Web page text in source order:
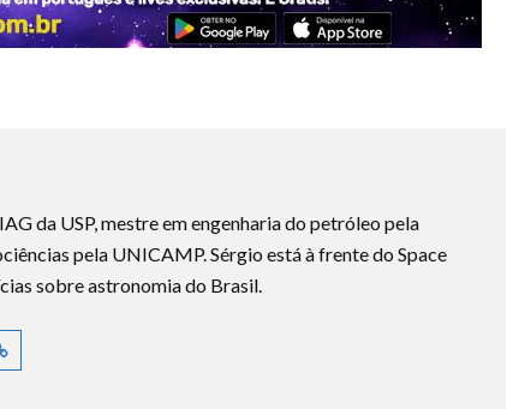
da USP, mestre em engenharia do petróleo pela
pela UNICAMP. Sérgio está à frente do Space
sobre astronomia do Brasil.